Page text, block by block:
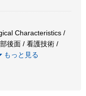
Characteristics /
後面 / 看護技術 /
もっと見る